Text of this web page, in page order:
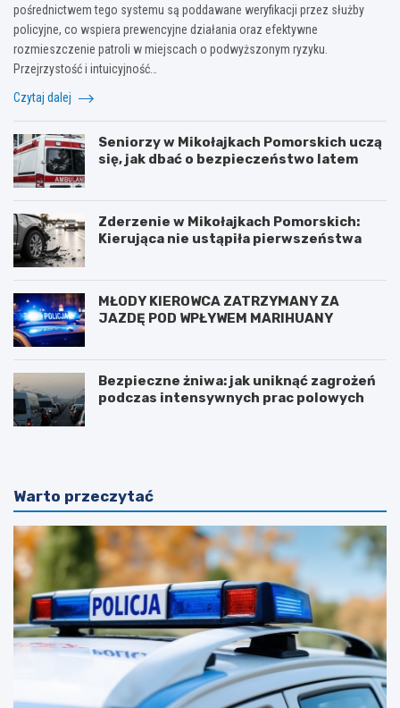
pośrednictwem tego systemu są poddawane weryfikacji przez służby
policyjne, co wspiera prewencyjne działania oraz efektywne
rozmieszczenie patroli w miejscach o podwyższonym ryzyku.
Przejrzystość i intuicyjność…
Czytaj dalej
Seniorzy w Mikołajkach Pomorskich uczą
się, jak dbać o bezpieczeństwo latem
Zderzenie w Mikołajkach Pomorskich:
Kierująca nie ustąpiła pierwszeństwa
MŁODY KIEROWCA ZATRZYMANY ZA
JAZDĘ POD WPŁYWEM MARIHUANY
Bezpieczne żniwa: jak uniknąć zagrożeń
podczas intensywnych prac polowych
Warto przeczytać